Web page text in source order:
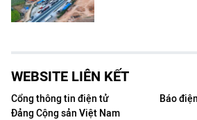
WEBSITE LIÊN KẾT
Cổng thông tin điện tử
Đảng Cộng sản Việt Nam
Báo